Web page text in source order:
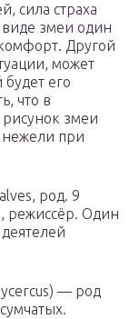
сила страха
виде змеи один
Другой
может
его
что в
змеи
нежели при
род. 9
режиссёр. Один
— род